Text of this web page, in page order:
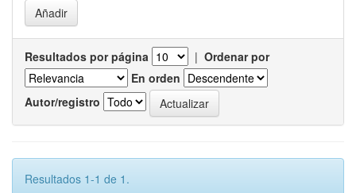
Resultados por página | Ordenar por
En orden
Autor/registro
Resultados 1-1 de 1.